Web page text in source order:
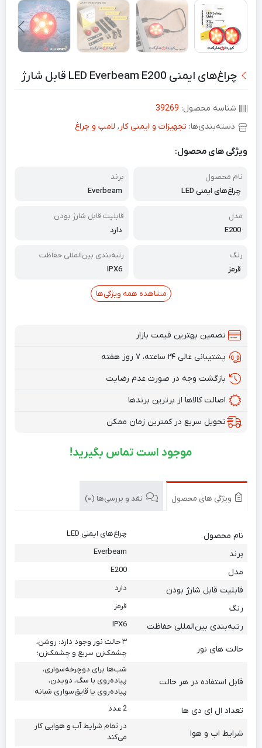
چراغ‌های ایمنی LED Everbeam E200 قابل شارژ
شناسه محصول: 39269
دسته‌بندی‌ها: تجهیزات و ایمنی کار, لامپ و چراغ
ویژگی های محصول:
نام محصول
چراغ‌های ایمنی LED
برند
Everbeam
مدل
E200
قابلیت قابل شارژ بودن
دارد
رنگ
قرمز
رتبه‌بندی بین‌المللی حفاظت
IPX6
مشاهده همه ویژگی‌ها
تضمین بهترین قیمت بازار
پشتیبانی عالی ۲۴ ساعته، ۷ روز هفته
بازگشت وجه در صورت عدم رضایت
اصالت کالاها از برترین برندها
تحویل سریع در کمترین زمان ممکن
موجود است تماس بگیرید!
ویژگی های محصول نقد و بررسی‌ها (0)
نام محصول چراغ‌های ایمنی LED
برند Everbeam
مدل E200
قابلیت قابل شارژ بودن دارد
رنگ قرمز
رتبه‌بندی بین‌المللی حفاظت IPX6
حالت های نور
۳ حالت نور وجود دارد: روشن،
چشمک‌زن سریع و چشمک‌زن؛
قابل استفاده در هر حالت
شب‌ها برای دوچرخه‌سواری،
پیاده‌روی با سگ، دویدن،
پیاده‌روی یا قایق‌سواری شبانه
تعداد ال ای دی ها 2 عدد
شرایط اب و هوا
در تمام شرایط آب و هوایی کار
می‌کند